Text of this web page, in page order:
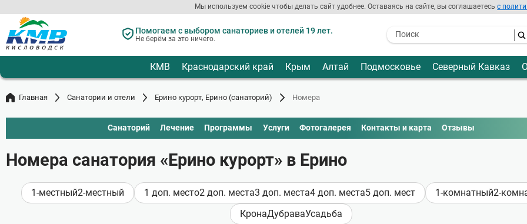
Мы используем cookie чтобы делать сайт удобнее. Оставаясь на сайте, вы соглашаетесьс
Перейти
основному
содержанию
Помогаем с выбором санаториев и отелей 19 лет.
Не берём за это ничего.
- I agree to the processing of my
КМВ Краснодарский край Крым Алтай Подмосковье Северный Кавказ
Главная Санатории и отели Ерино курорт, Ерино (санаторий) Номера
Санаторий Лечение Программы Услуги Фотогалерея Контакты и карта Отзывы
Номера санатория «Ерино курорт» в Ерино
1-местный2-местный 1 доп. место2 доп. места3 доп. места4 доп. места5 доп. мест 1-комнатный2-
КронаДубраваУсадьба